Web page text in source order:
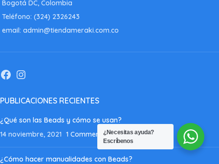
Bogotá DC, Colombia
Teléfono: (324) 2326243
email: admin@tiendameraki.com.co
PUBLICACIONES RECIENTES
¿Qué son las Beads y cómo se usan?
14 noviembre, 2021 1 Comment
¿Cómo hacer manualidades con Beads?
¿Necesitas ayuda?
Escríbenos